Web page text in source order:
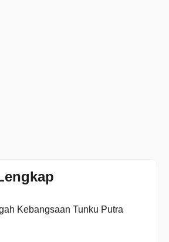
Kebangsaan Tunku Putra